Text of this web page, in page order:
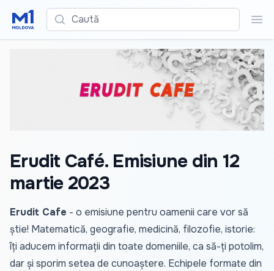
Caută
Erudit Café. Emisiune din 12
martie 2023
Erudit Cafe - o emisiune pentru oamenii care vor să
știe! Matematică, geografie, medicină, filozofie, istorie:
îți aducem informații din toate domeniile, ca să-ți potolim,
dar și sporim setea de cunoaștere. Echipele formate din